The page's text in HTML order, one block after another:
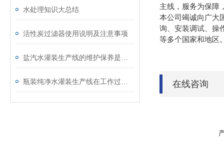
水处理知识大总结
活性炭过滤器使用说明及注意事项
主线，服务为保障
本公司竭诚向广大
询、安装调试、操
等多个国家和地区
在线咨询